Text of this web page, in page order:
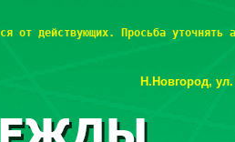
от действующих. Просьба уточнять
Н.Новгород, ул.